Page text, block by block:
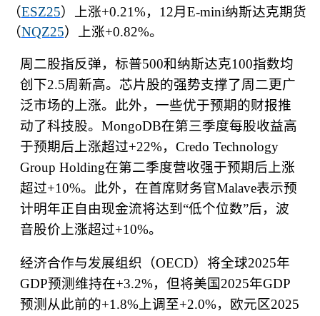
（ESZ25）上涨+0.21%， 12月 E-mini纳斯达克期货
（NQZ25）上涨+0.82%。
周二股指反弹，标普500和纳斯达克100指数均
创下2.5周新高。芯片股的强势支撑了周二更广
泛市场的上涨。此外，一些优于预期的财报推
动了科技股。 MongoDB在第三季度每股收益高
于预期后上涨超过+22%， Credo Technology
Group Holding在第二季度营收强于预期后上涨
超过+10%。此外，在首席财务官Malave表示预
计明年正自由现金流将达到 “低个位数”后，波
音股价上涨超过+10%。
经济合作与发展组织（OECD）将全球2025年
GDP预测维持在+3.2%，但将美国2025年GDP
预测从此前的+1.8% 上调至+2.0%，欧元区2025